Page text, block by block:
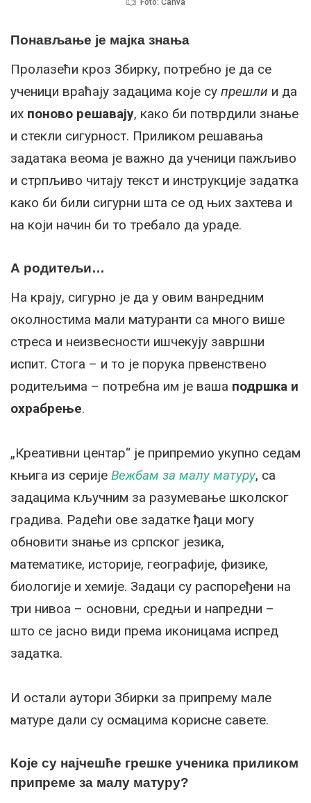
Foto: Canva
Понављање је мајка знања
Пролазећи кроз Збирку, потребно је да се
ученици враћају задацима које су прешли и да
их поново решавају, како би потврдили знање
и стекли сигурност. Приликом решавања
задатака веома је важно да ученици пажљиво
и стрпљиво читају текст и инструкције задатка
како би били сигурни шта се од њих захтева и
на који начин би то требало да ураде.
А родитељи…
На крају, сигурно је да у овим ванредним
околностима мали матуранти са много више
стреса и неизвесности ишчекују завршни
испит. Стога – и то је порука првенствено
родитељима – потребна им је ваша подршка и
охрабрење.
„Креативни центар“ је припремио укупно седам
књига из серије Вежбам за малу матуру, са
задацима кључним за разумевање школског
градива. Радећи ове задатке ђаци могу
обновити знање из српског језика,
математике, историје, географије, физике,
биологије и хемије. Задаци су распоређени на
три нивоа – основни, средњи и напредни –
што се јасно види према иконицама испред
задатка.
И остали аутори Збирки за припрему мале
матуре дали су осмацима корисне савете.
Које су најчешће грешке ученика приликом
припреме за малу матуру?